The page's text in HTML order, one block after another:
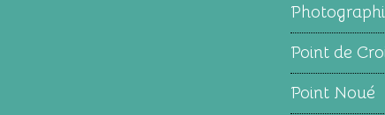
Point de
Point Noué